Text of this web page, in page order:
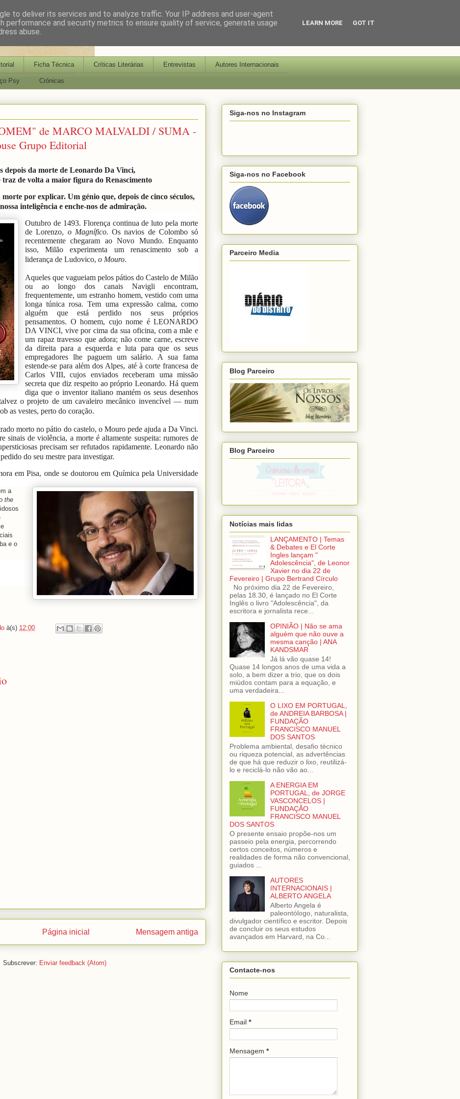
Ficha Técnica Críticas Literárias Entrevistas Autores Internacionais
Psy Crónicas
de MARCO MALVALDI / SUMA -
Grupo Editorial
depois da morte de Leonardo Da Vinci,
traz de volta a maior figura do Renascimento
por explicar. Um génio que, depois de cinco séculos,
inteligência e enche-nos de admiração.
Outubro de 1493. Florença continua de luto pela morte
de Lorenzo, o Magnífico. Os navios de Colombo só
recentemente chegaram ao Novo Mundo. Enquanto
isso, Milão experimenta um renascimento sob a
liderança de Ludovico, o Mouro.
Aqueles que vagueiam pelos pátios do Castelo de Milão
ou ao longo dos canais Navigli encontram,
frequentemente, um estranho homem, vestido com uma
longa túnica rosa. Tem uma expressão calma, como
alguém que está perdido nos seus próprios
pensamentos. O homem, cujo nome é LEONARDO
DA VINCI, vive por cima da sua oficina, com a mãe e
um rapaz travesso que adora; não come carne, escreve
da direita para a esquerda e luta para que os seus
empregadores lhe paguem um salário. A sua fama
estende-se para além dos Alpes, até à corte francesa de
Carlos VIII, cujos enviados receberam uma missão
secreta que diz respeito ao próprio Leonardo. Há quem
diga que o inventor italiano mantém os seus desenhos
o projeto de um cavaleiro mecânico invencível — num
as vestes, perto do coração.
morto no pátio do castelo, o Mouro pede ajuda a Da Vinci.
sinais de violência, a morte é altamente suspeita: rumores de
precisam ser refutados rapidamente. Leonardo não
do seu mestre para investigar.
em Pisa, onde se doutorou em Química pela Universidade
a
the
e o
à(s) 12:00
Mensagem antiga
Página inicial
Subscrever: Enviar feedback (Atom)
Siga-nos no Instagram
Siga-nos no Facebook
Parceiro Media
Blog Parceiro
Blog Parceiro
Notícias mais lidas
LANÇAMENTO | Temas
& Debates e El Corte
Ingles lançam "
Adolescência", de Leonor
Xavier no dia 22 de
Fevereiro | Grupo Bertrand Círculo
No próximo dia 22 de Fevereiro,
pelas 18.30, é lançado no El Corte
Inglês o livro "Adolescência", da
escritora e jornalista rece...
OPINIÃO | Não se ama
alguém que não ouve a
mesma canção | ANA
KANDSMAR
Já lá vão quase 14!
Quase 14 longos anos de uma vida a
solo, a bem dizer a trio, que os dois
miúdos contam para a equação, e
uma verdadeira...
O LIXO EM PORTUGAL,
de ANDREIA BARBOSA |
FUNDAÇÃO
FRANCISCO MANUEL
DOS SANTOS
Problema ambiental, desafio técnico
ou riqueza potencial, as advertências
de que há que reduzir o lixo, reutilizá-
lo e reciclá-lo não vão ao...
A ENERGIA EM
PORTUGAL, de JORGE
VASCONCELOS |
FUNDAÇÃO
FRANCISCO MANUEL
DOS SANTOS
O presente ensaio propõe-nos um
passeio pela energia, percorrendo
certos conceitos, números e
realidades de forma não convencional,
guiados ...
AUTORES
INTERNACIONAIS |
ALBERTO ANGELA
Alberto Angela é
paleontólogo, naturalista,
divulgador científico e escritor. Depois
de concluir os seus estudos
avançados em Harvard, na Co...
Contacte-nos
Nome
Email *
Mensagem *
to deliver its services and to analyze traffic. Your IP address and user-agent
performance and security metrics to ensure quality of service, generate usage
abuse.
LEARN MORE GOT IT